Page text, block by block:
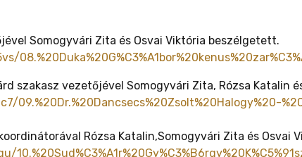
Somogyvári Zita és Osvai Viktória beszélgetett.
szakasz vezetőjével Somogyvári Zita, Rózsa Katalin
Rózsa Katalin,Somogyvári Zita és Osvai